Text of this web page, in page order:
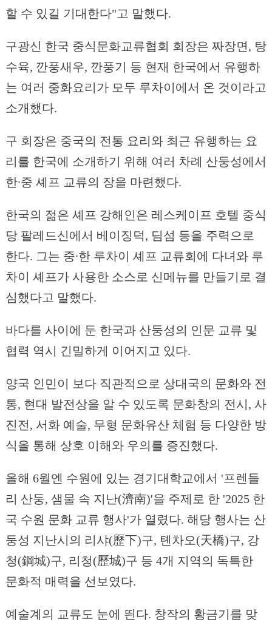
할 수 있길 기대한다"고 말했다.
구광신 한국 중식문화교류협회 회장은 짜장면, 탕
수육, 깐풍새우, 깐풍기 등 현재 한국에서 유행하
는 여러 중화요리가 모두 루차이에서 온 것이라고
소개했다.
구 회장은 중국의 전통 요리와 최근 유행하는 요
리를 한국에 소개하기 위해 여러 차례 산둥성에서
한∙중 셰프 교류의 장을 마련했다.
한국의 젊은 셰프 강해인은 레스케이프 호텔 중식
당 팔레드신에서 베이징덕, 딤섬 등을 주력으로
한다. 그는 중∙한 루차이 셰프 교류회에 다녀와 루
차이 셰프가 사용한 소스로 신메뉴를 만들기로 결
심했다고 말했다.
바다를 사이에 둔 한국과 산둥성의 인문 교류 및
협력 역시 긴밀하게 이어지고 있다.
양국 인민이 보다 직관적으로 상대국의 문화와 전
통, 현대 발전상을 알 수 있도록 문화창의 전시, 사
진전, 서화 예술, 무형 문화유산 체험 등 다양한 방
식을 통해 상호 이해와 우의를 증진했다.
올해 6월엔 수원에 있는 경기대학교에서 '프렌들
리 산둥, 샘물 속 지난(濟南)'을 주제로 한 '2025 한
국 수원 문화 교류 행사'가 열렸다. 해당 행사는 산
둥성 지난시의 리샤(歷下)구, 톈차오(天橋)구, 강
청(鋼城)구, 리청(歷城)구 등 4개 지역의 독특한
문화적 매력을 선보였다.
예술계의 교류도 눈에 띈다. 창작의 황금기를 맞